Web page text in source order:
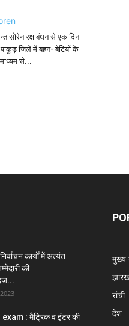
सोरेन रक्षाबंधन से एक दिन
जिले में बहन- बेटियों के
से...
कार्यों में अत्यंत
की
: मैट्रिक व इंटर की
मुख्य
रांची
देश